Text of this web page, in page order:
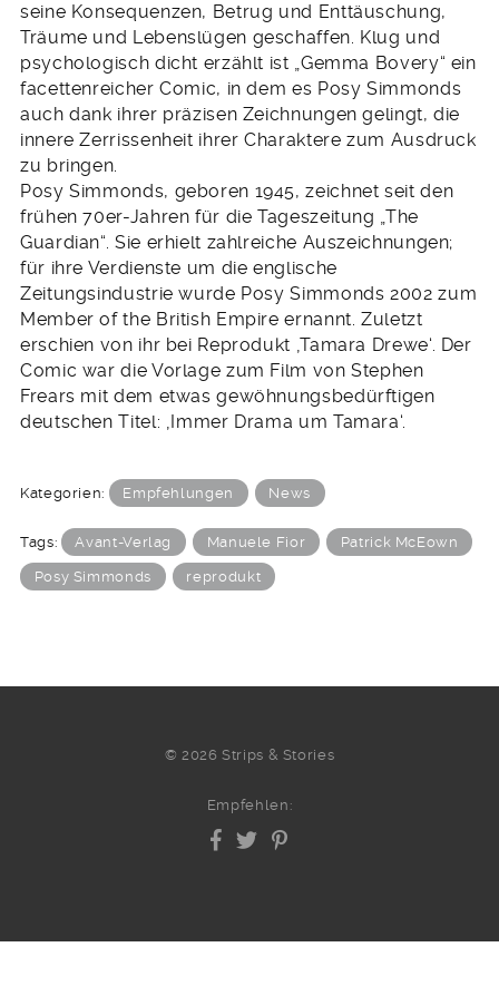
seine Konsequenzen, Betrug und Enttäuschung,
Träume und Lebenslügen geschaffen. Klug und
psychologisch dicht erzählt ist „Gemma Bovery“ ein
facettenreicher Comic, in dem es Posy Simmonds
auch dank ihrer präzisen Zeichnungen gelingt, die
innere Zerrissenheit ihrer Charaktere zum Ausdruck
zu bringen.
Posy Simmonds, geboren 1945, zeichnet seit den
frühen 70er-Jahren für die Tageszeitung „The
Guardian“. Sie erhielt zahlreiche Auszeichnungen;
für ihre Verdienste um die englische
Zeitungsindustrie wurde Posy Simmonds 2002 zum
Member of the British Empire ernannt. Zuletzt
erschien von ihr bei Reprodukt ‚Tamara Drewe‘. Der
Comic war die Vorlage zum Film von Stephen
Frears mit dem etwas gewöhnungsbedürftigen
deutschen Titel: ‚Immer Drama um Tamara‘.
Kategorien: Empfehlungen News
Tags: Avant-Verlag Manuele Fior Patrick McEown
Posy Simmonds reprodukt
© 2026 Strips & Stories
Empfehlen: